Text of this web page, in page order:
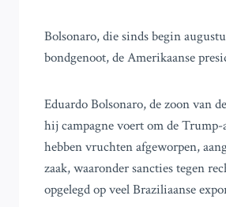
Bolsonaro, die sinds begin
bondgenoot, de Amerikaanse
Eduardo Bolsonaro, de zoon van
hij campagne voert om de
hebben vruchten afgeworpen,
zaak, waaronder sancties tegen
opgelegd op veel Braziliaanse